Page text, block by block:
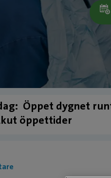
Öppet dygnet
öppettider